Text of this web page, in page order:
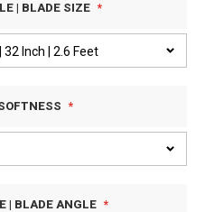
| BLADE SIZE
| BLADE ANGLE